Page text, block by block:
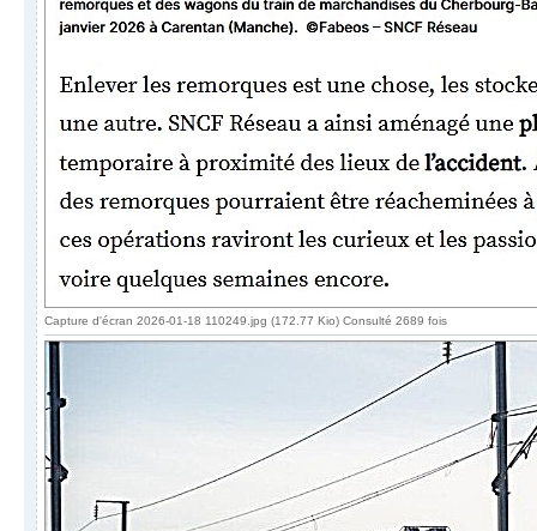
Capture d'écran 2026-01-18 110249.jpg (172.77 Kio) Consulté 2689 fois